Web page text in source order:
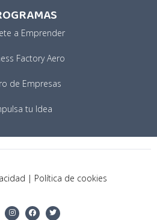
a Emprender
Factory Aero
de Empresas
tu Idea
| Política de cookies